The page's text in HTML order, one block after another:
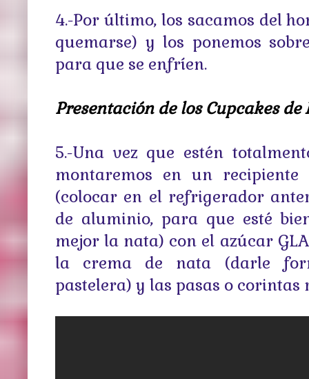
4.-Por último, los sacamos del
quemarse) y los ponemos
para que se enfríen.
Presentación de los Cupcakes
5.-Una vez que estén
montaremos en un
(colocar en el refrigerador
de aluminio, para que esté
mejor la nata) con el azúcar
la crema de nata (darle
pastelera) y las pasas o corintas